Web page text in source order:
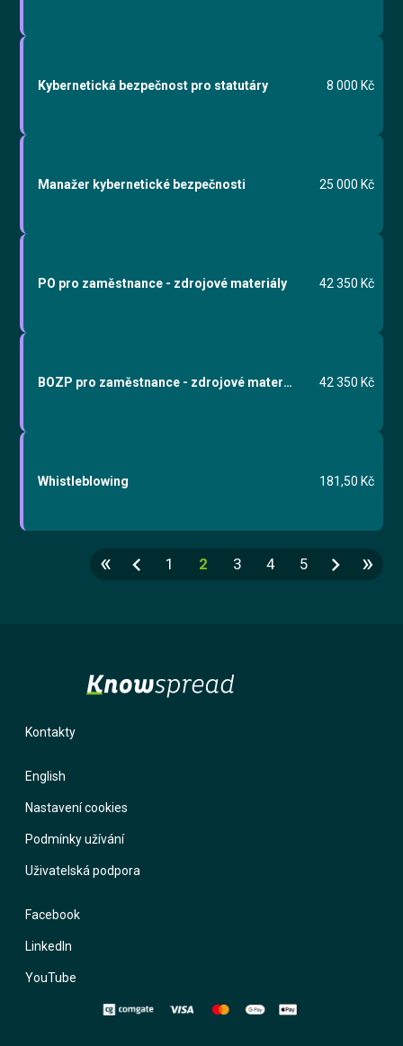
Kybernetická bezpečnost pro statutáry 8 000 Kč
Manažer kybernetické bezpečnosti 25 000 Kč
PO pro zaměstnance - zdrojové materiály 42 350 Kč
BOZP pro zaměstnance - zdrojové materiály 42 350 Kč
Whistleblowing 181,50 Kč
« chevron_left 1 2 3 4 5 chevron_right »
Kontakty
English
Nastavení cookies
Podmínky užívání
Uživatelská podpora
Facebook
LinkedIn
YouTube